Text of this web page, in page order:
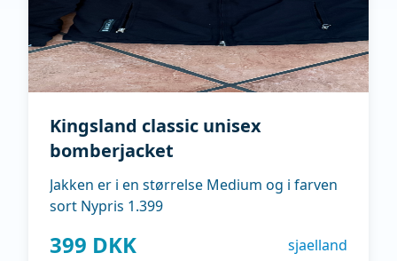
Kingsland classic unisex
bomberjacket
Jakken er i en størrelse Medium og i farven
sort Nypris 1.399
399 DKK sjaelland